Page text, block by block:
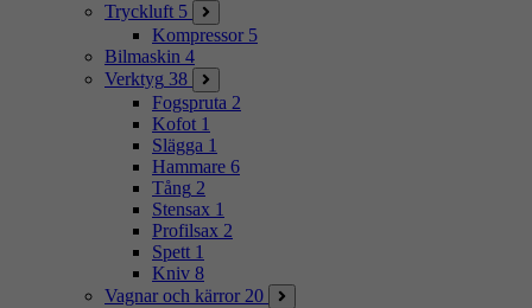
Tryckluft 5
Kompressor 5
Bilmaskin 4
Verktyg 38
Fogspruta 2
Kofot 1
Slägga 1
Hammare 6
Tång 2
Stensax 1
Profilsax 2
Spett 1
Kniv 8
Vagnar och kärror 20